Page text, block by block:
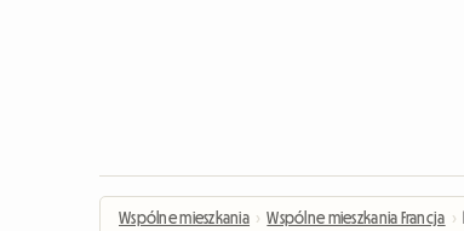
Wspólne mieszkania › Wspólne mieszkania Francja ›